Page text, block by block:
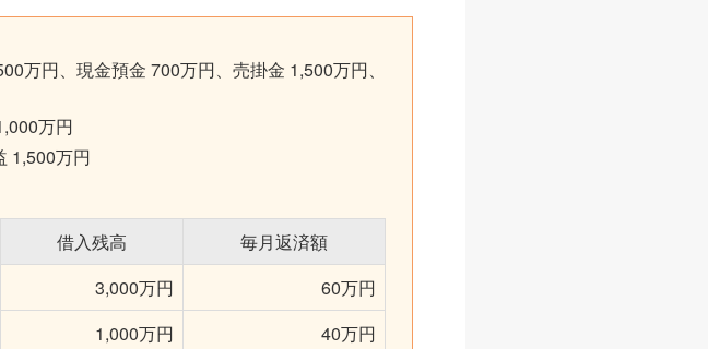
万円、現金預金 700万円、売掛金 1,500万円、
万円
1,500万円
借入残高
毎月返済額
3,000万円
60万円
1,000万円
40万円